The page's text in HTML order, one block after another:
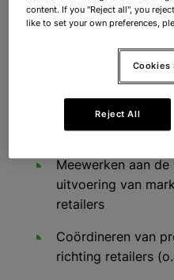
Geen dag is hetzelfde.
Meewerken aan
uitvoering van
retailers
Coördineren van
richting retailers
content. If you "Reject all", you
like to set your own preferences,
Cookies
Reject All